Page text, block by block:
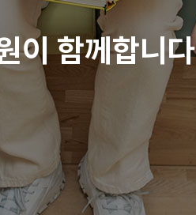
이 함께합니다